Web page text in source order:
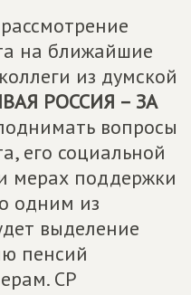
на ближайшие
из думской
РОССИЯ – ЗА
вопросы
его социальной
мерах поддержки
одним из
выделение
пенсий
СР